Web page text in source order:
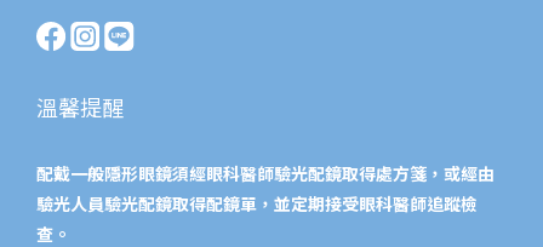
溫馨提醒
配戴一般隱形眼鏡須經眼科醫師驗光配鏡取得處方箋，或經由
驗光人員驗光配鏡取得配鏡單，並定期接受眼科醫師追蹤檢
查。